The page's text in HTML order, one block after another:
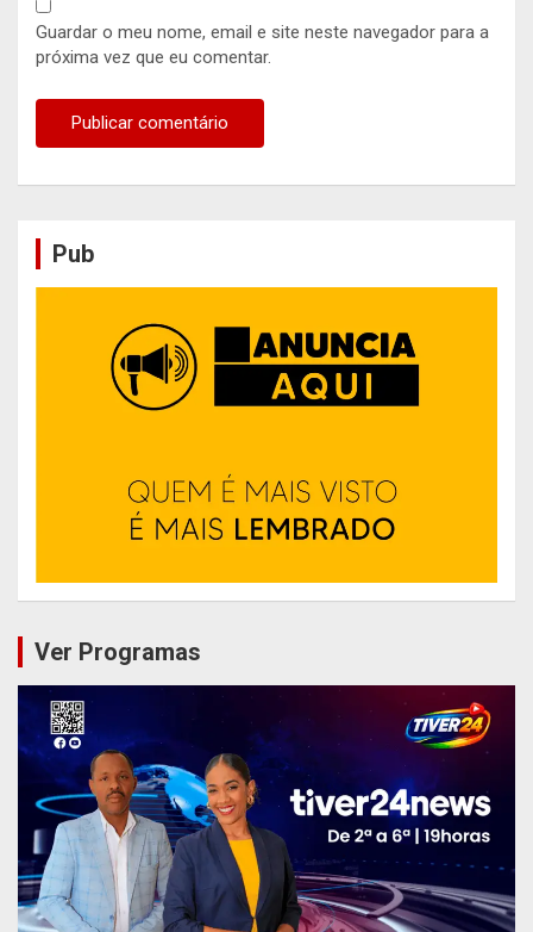
Guardar o meu nome, email e site neste navegador para a
próxima vez que eu comentar.
Pub
Ver Programas